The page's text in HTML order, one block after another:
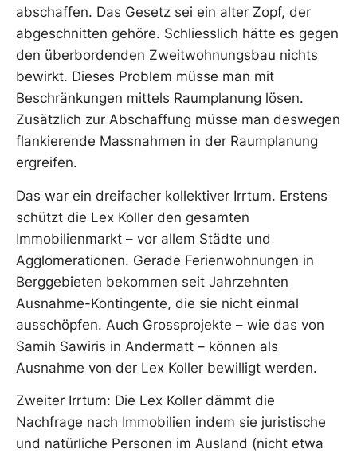
abschaffen. Das Gesetz sei ein alter Zopf, der
abgeschnitten gehöre. Schliesslich hätte es gegen
den überbordenden Zweitwohnungsbau nichts
bewirkt. Dieses Problem müsse man mit
Beschränkungen mittels Raumplanung lösen.
Zusätzlich zur Abschaffung müsse man deswegen
flankierende Massnahmen in der Raumplanung
ergreifen.
Das war ein dreifacher kollektiver Irrtum. Erstens
schützt die Lex Koller den gesamten
Immobilienmarkt – vor allem Städte und
Agglomerationen. Gerade Ferienwohnungen in
Berggebieten bekommen seit Jahrzehnten
Ausnahme-Kontingente, die sie nicht einmal
ausschöpfen. Auch Grossprojekte – wie das von
Samih Sawiris in Andermatt – können als
Ausnahme von der Lex Koller bewilligt werden.
Zweiter Irrtum: Die Lex Koller dämmt die
Nachfrage nach Immobilien indem sie juristische
und natürliche Personen im Ausland (nicht etwa